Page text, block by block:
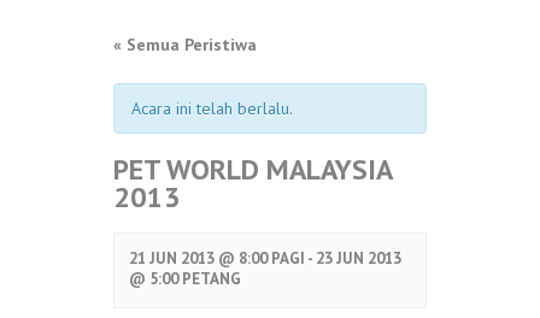
« Semua Peristiwa
Acara ini telah berlalu.
PET WORLD MALAYSIA
2013
21 JUN 2013 @ 8:00 PAGI - 23JUN 2013
@ 5:00 PETANG